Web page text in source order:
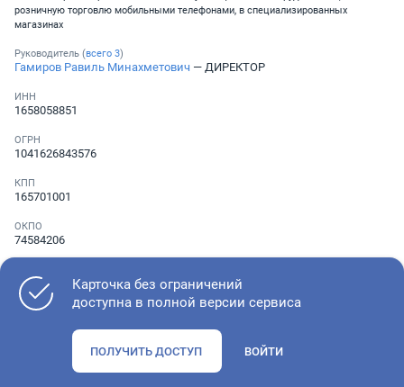
розничную торговлю мобильными телефонами, в специализированных
магазинах
Руководитель (всего 3)
Гамиров Равиль Минахметович — ДИРЕКТОР
ИНН
1658058851
ОГРН
1041626843576
КПП
165701001
ОКПО
74584206
Не указан
Как оценить состояние компании
Карточка без ограничений
доступна в полной версии сервиса
ПОЛУЧИТЬ ДОСТУП ВОЙТИ